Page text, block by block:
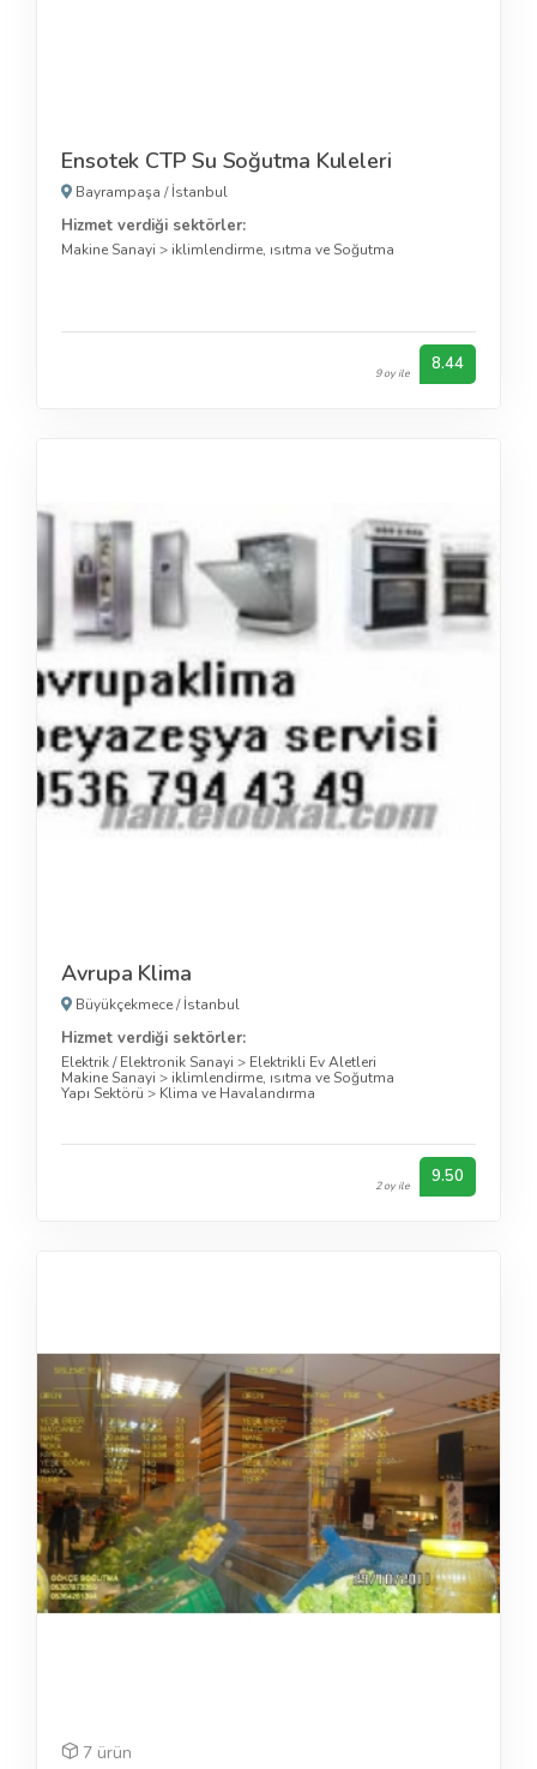
Ensotek CTP Su Soğutma Kuleleri
Bayrampaşa /İstanbul
Hizmet verdiği sektörler:
Makine Sanayi > iklimlendirme, ısıtma ve Soğutma
9 oy ile 8.44
Avrupa Klima
Büyükçekmece/İstanbul
Hizmet verdiği sektörler:
Elektrik / Elektronik Sanayi > Elektrikli Ev Aletleri
Makine Sanayi > iklimlendirme, ısıtma ve Soğutma
Yapı Sektörü > Klima ve Havalandırma
2 oy ile 9.50
7 ürün